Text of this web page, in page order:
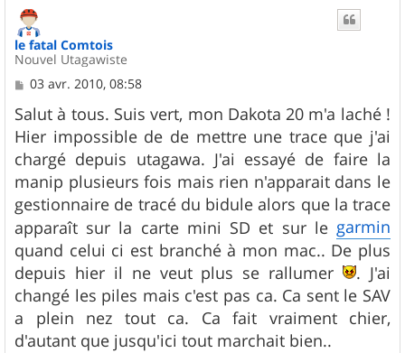
le fatal Comtois
Nouvel Utagawiste
M
s
s
a
g
e
03 avr. 2010, 08:58
Salut à tous. Suis vert, mon Dakota 20 m'a laché !
Hier impossible de de mettre une trace que j'ai
chargé depuis utagawa. J'ai essayé de faire la
manip plusieurs fois mais rien n'apparait dans le
gestionnaire de tracé du bidule alors que la trace
apparaît sur la carte mini SD et sur le garmin
quand celui ci est branché à mon mac.. De plus
depuis hier il ne veut plus se rallumer
. J'ai
changé les piles mais c'est pas ca. Ca sent le SAV
a plein nez tout ca. Ca fait vraiment chier,
d'autant que jusqu'ici tout marchait bien..